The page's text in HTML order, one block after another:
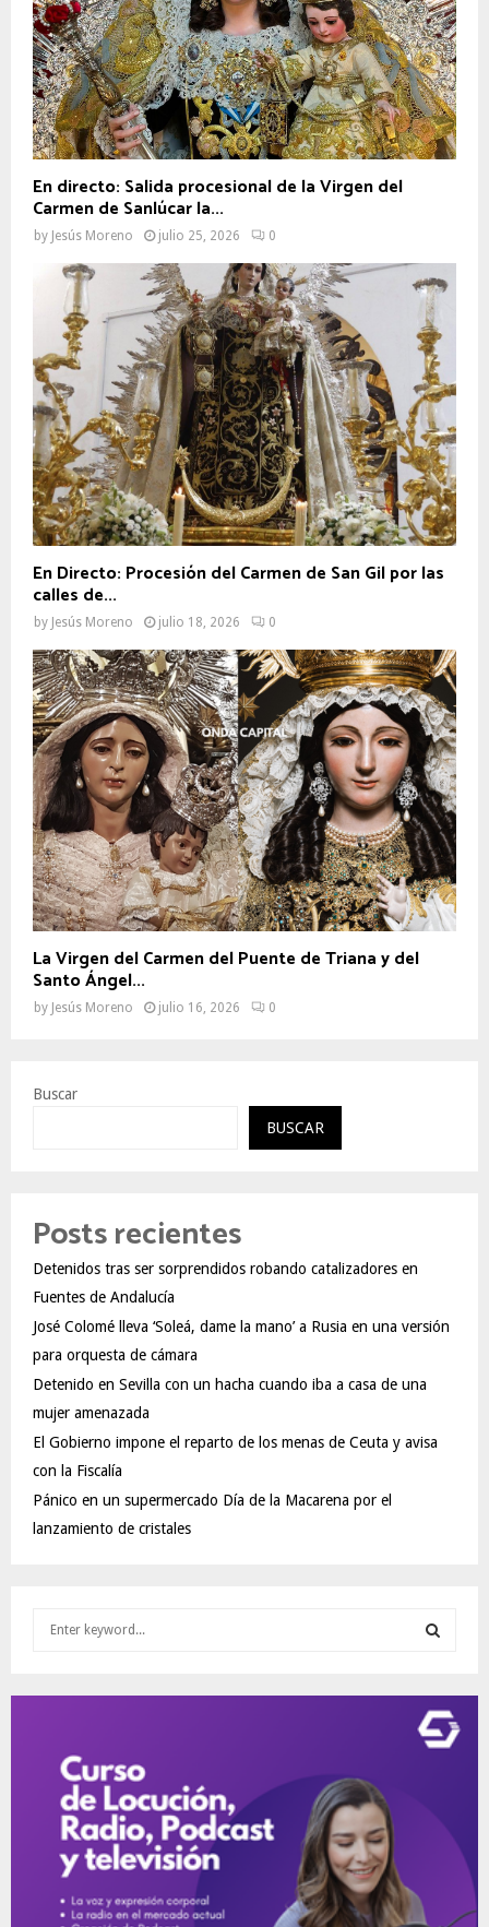
En directo: Salida procesional de la Virgen del
Carmen de Sanlúcar la...
by Jesús Moreno julio 25, 2026 0
En Directo: Procesión del Carmen de San Gil por las
calles de...
by Jesús Moreno julio 18, 2026 0
La Virgen del Carmen del Puente de Triana y del
Santo Ángel...
by Jesús Moreno julio 16, 2026 0
Buscar
BUSCAR
Posts recientes
Detenidos tras ser sorprendidos robando catalizadores en
Fuentes de Andalucía
José Colomé lleva ‘Soleá, dame la mano’ a Rusia en una versión
para orquesta de cámara
Detenido en Sevilla con un hacha cuando iba a casa de una
mujer amenazada
El Gobierno impone el reparto de los menas de Ceuta y avisa
con la Fiscalía
Pánico en un supermercado Día de la Macarena por el
lanzamiento de cristales
E